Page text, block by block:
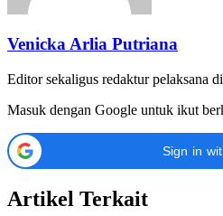
Venicka Arlia Putriana
Editor sekaligus redaktur pelaksana
Masuk dengan Google untuk ikut
Sign in
Artikel Terkait